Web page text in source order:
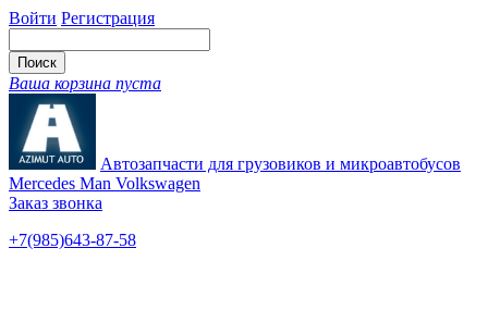
Войти Регистрация
Ваша корзина пуста
Автозапчасти для грузовиков и микроавтобусов
Mercedes Man Volkswagen
Заказ звонка
+7(985)643-87-58